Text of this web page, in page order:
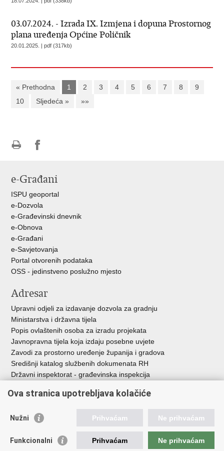
03.07.2024. - Izrada IX. Izmjena i dopuna Prostornog
plana uređenja Općine Poličnik
20.01.2025. | pdf (317kb)
« Prethodna 1 2 3 4 5 6 7 8
9
10
Sljedeća » »»
FacebookuTwitteru
e-Građani
ISPU geoportal
e-Dozvola
e-Građevinski dnevnik
e-Obnova
e-Građani
e-Savjetovanja
Portal otvorenih podataka
OSS - jedinstveno poslužno mjesto
Adresar
Upravni odjeli za izdavanje dozvola za gradnju
Ministarstva i državna tijela
Popis ovlaštenih osoba za izradu projekata
Javnopravna tijela koja izdaju posebne uvjete
Zavodi za prostorno uređenje županija i gradova
Središnji katalog službenih dokumenata RH
Državni inspektorat - građevinska inspekcija
Vlada Republike Hrvatske
Agencija za pravni promet i posredovanje nekretninama
Ova stranica upotrebljava kolačiće
Nužni Prihvaćam Ne prihvaćam
Funkcionalni Prihvaćam Ne prihvaćam